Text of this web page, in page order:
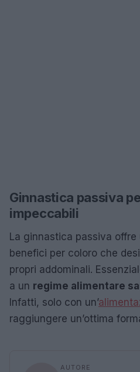
Ginnastica passiva
impeccabili
La ginnastica passiva offre
benefici per coloro che
propri addominali.
a un regime alimentare
Infatti, solo con un’
raggiungere un’ottima
AUTORE